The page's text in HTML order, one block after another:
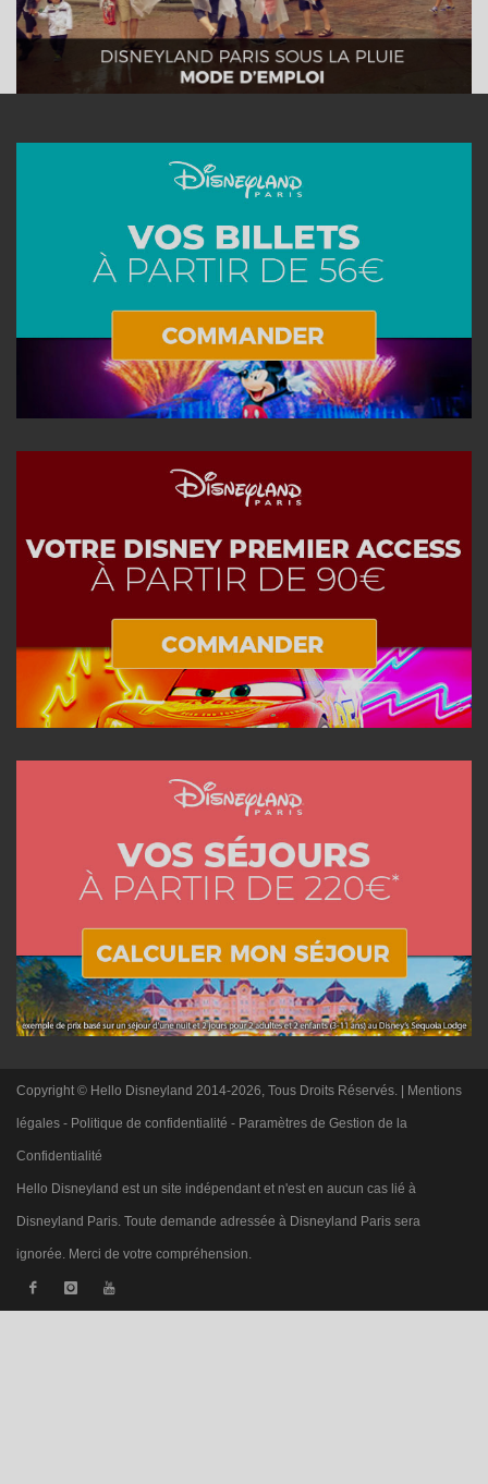
Copyright © Hello Disneyland 2014-2026, Tous Droits Réservés. | Mentions
légales - Politique de confidentialité - Paramètres de Gestion de la
Confidentialité
Hello Disneyland est un site indépendant et n'est en aucun cas lié à
Disneyland Paris. Toute demande adressée à Disneyland Paris sera
ignorée. Merci de votre compréhension.